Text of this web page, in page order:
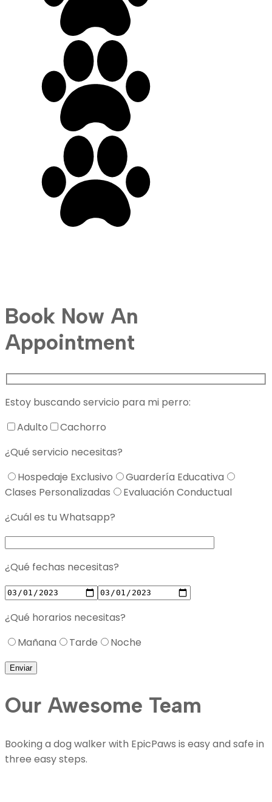
Book Now An
Appointment
Estoy buscando servicio para mi perro:
Adulto
Cachorro
¿Qué servicio necesitas?
Hospedaje Exclusivo
Guardería Educativa
Clases Personalizadas
Evaluación Conductual
¿Cuál es tu Whatsapp?
¿Qué fechas necesitas?
¿Qué horarios necesitas?
Mañana
Tarde Noche
Our Awesome Team
Booking a dog walker with EpicPaws is easy and safe in
three easy steps.